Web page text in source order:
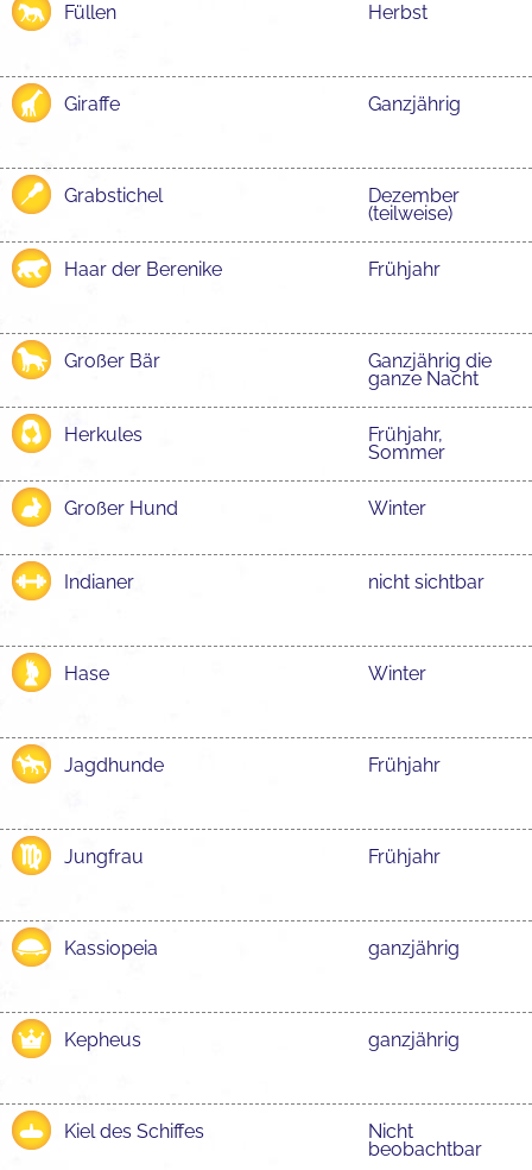
Füllen Herbst
Giraffe Ganzjährig
Grabstichel Dezember
(teilweise)
Haar der Berenike Frühjahr
Großer Bär Ganzjährig die
ganze Nacht
Herkules Frühjahr,
Sommer
Großer Hund Winter
Indianer nicht sichtbar
Hase Winter
Jagdhunde Frühjahr
Jungfrau Frühjahr
Kassiopeia ganzjährig
Kepheus ganzjährig
Kiel des Schiffes Nicht
beobachtbar